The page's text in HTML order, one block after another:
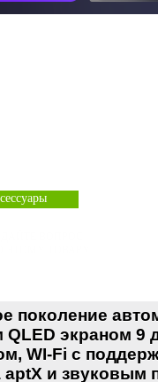
экраном 9
WI-Fi с
и звуковым